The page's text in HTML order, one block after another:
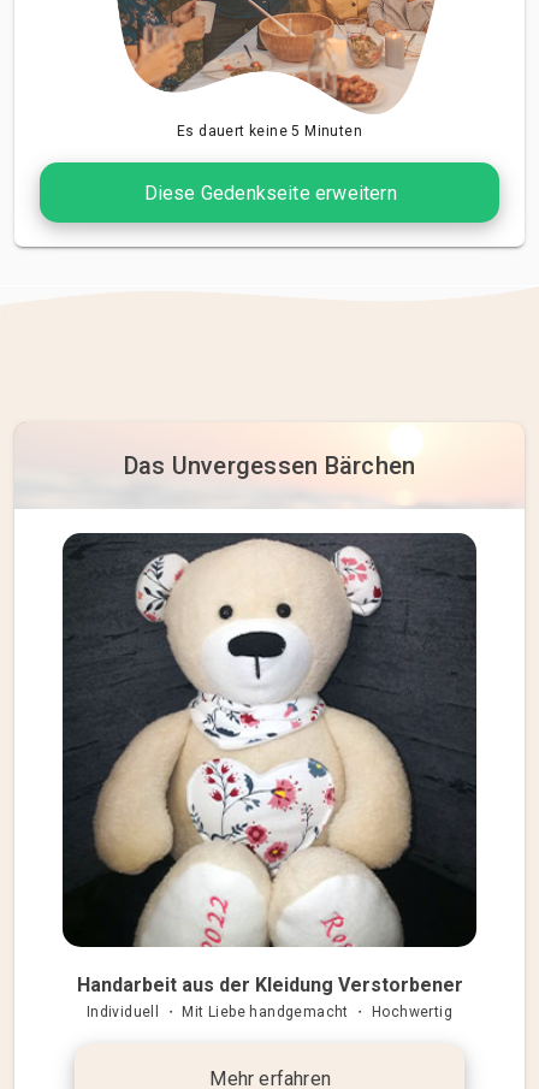
Es dauert keine 5 Minuten
Diese Gedenkseite erweitern
Das Unvergessen Bärchen
Handarbeit aus der Kleidung Verstorbener
Individuell ・ Mit Liebe handgemacht ・ Hochwertig
Mehr erfahren